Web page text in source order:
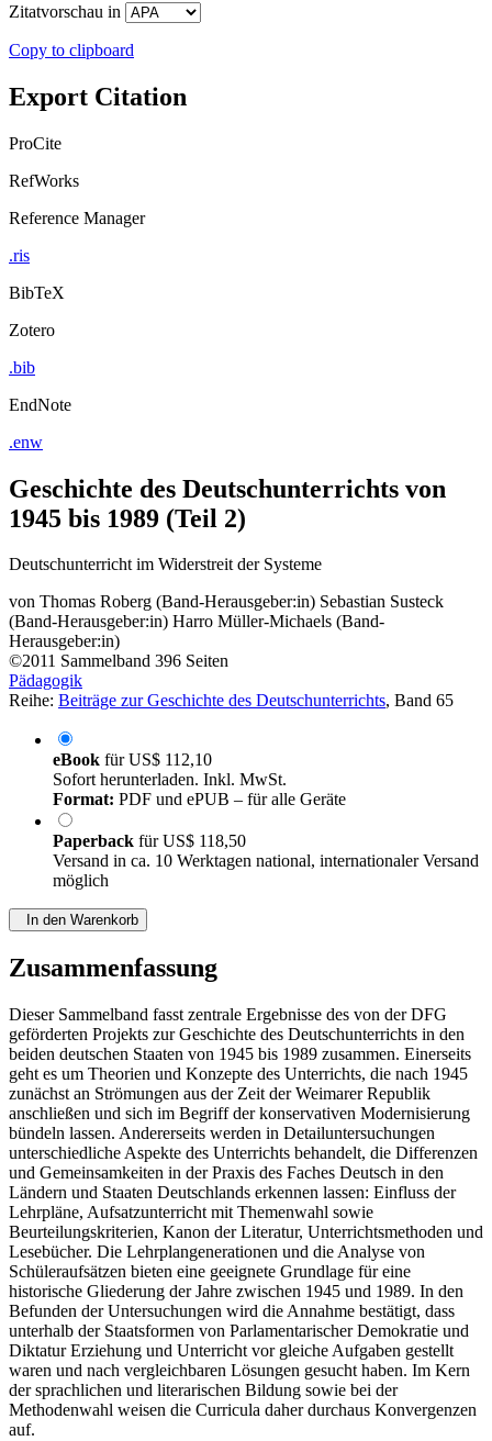
Zitatvorschau in
Copy to clipboard
Export Citation
ProCite
RefWorks
Reference Manager
.ris
BibTeX
Zotero
.bib
EndNote
.enw
Geschichte des Deutschunterrichts von
1945 bis 1989 (Teil 2)
Deutschunterricht im Widerstreit der Systeme
von Thomas Roberg (Band-Herausgeber:in) Sebastian Susteck
(Band-Herausgeber:in) Harro Müller-Michaels (Band-
Herausgeber:in)
©2011 Sammelband 396 Seiten
Pädagogik
Reihe: Beiträge zur Geschichte des Deutschunterrichts, Band 65
eBook fürUS$ 112,10
Sofort herunterladen. Inkl. MwSt.
Format: PDF und ePUB – für alle Geräte
Paperback fürUS$ 118,50
Versand in ca. 10 Werktagen national, internationaler Versand
möglich
In den Warenkorb
Zusammenfassung
Dieser Sammelband fasst zentrale Ergebnisse des von der DFG
geförderten Projekts zur Geschichte des Deutschunterrichts in den
beiden deutschen Staaten von 1945 bis 1989 zusammen. Einerseits
geht es um Theorien und Konzepte des Unterrichts, die nach 1945
zunächst an Strömungen aus der Zeit der Weimarer Republik
anschließen und sich im Begriff der konservativen Modernisierung
bündeln lassen. Andererseits werden in Detailuntersuchungen
unterschiedliche Aspekte des Unterrichts behandelt, die Differenzen
und Gemeinsamkeiten in der Praxis des Faches Deutsch in den
Ländern und Staaten Deutschlands erkennen lassen: Einfluss der
Lehrpläne, Aufsatzunterricht mit Themenwahl sowie
Beurteilungskriterien, Kanon der Literatur, Unterrichtsmethoden und
Lesebücher. Die Lehrplangenerationen und die Analyse von
Schüleraufsätzen bieten eine geeignete Grundlage für eine
historische Gliederung der Jahre zwischen 1945 und 1989. In den
Befunden der Untersuchungen wird die Annahme bestätigt, dass
unterhalb der Staatsformen von Parlamentarischer Demokratie und
Diktatur Erziehung und Unterricht vor gleiche Aufgaben gestellt
waren und nach vergleichbaren Lösungen gesucht haben. Im Kern
der sprachlichen und literarischen Bildung sowie bei der
Methodenwahl weisen die Curricula daher durchaus Konvergenzen
auf.